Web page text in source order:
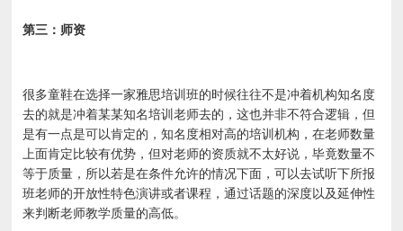
第三：师资
很多童鞋在选择一家雅思培训班的时候往往不是冲着机构知名度
去的就是冲着某某知名培训老师去的，这也并非不符合逻辑，但
是有一点是可以肯定的，知名度相对高的培训机构，在老师数量
上面肯定比较有优势，但对老师的资质就不太好说，毕竟数量不
等于质量，所以若是在条件允许的情况下面，可以去试听下所报
班老师的开放性特色演讲或者课程，通过话题的深度以及延伸性
来判断老师教学质量的高低。